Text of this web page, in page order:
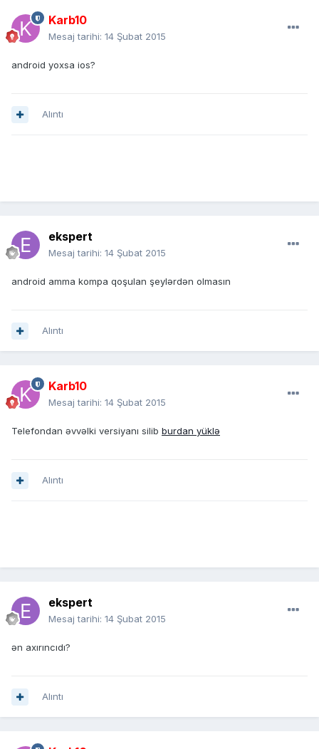
Karb10
Mesaj tarihi: 14 Şubat 2015
android yoxsa ios?
Alıntı
ekspert
Mesaj tarihi: 14 Şubat 2015
android amma kompa qoşulan şeylərdən olmasın
Alıntı
Karb10
Mesaj tarihi: 14 Şubat 2015
Telefondan əvvəlki versiyanı silib burdan yüklə
Alıntı
ekspert
Mesaj tarihi: 14 Şubat 2015
ən axırıncıdı?
Alıntı